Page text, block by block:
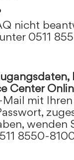
nicht
0511
Center
mit
wenden
8550-